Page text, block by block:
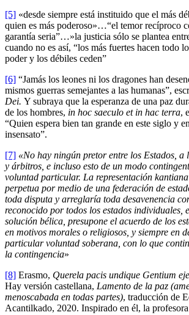
[5] «desde siempre está instituido que el más
quien es más poderoso»…“el temor recíproco
garantía seria”…»la justicia sólo se plantea
cuando no es así, “los más fuertes hacen todo
poder y los débiles ceden”
[6] “Jamás los leones ni los dragones han
mismos guerras semejantes a las humanas”,
Dei. Y subraya que la esperanza de una paz
de los hombres, in hoc saeculo et in hac terra,
“Quien espera bien tan grande en este siglo y
insensato”.
[7] «No hay ningún pretor entre los Estados, a
y árbitros, e incluso esto de un modo
voluntad particular. La representación
perpetua por medio de una federación de
toda disputa y arreglaría toda desavenencia
reconocido por todos los estados individuales,
solución bélica, presupone el acuerdo de los
en motivos morales o religiosos, y siempre en
particular voluntad soberana, con lo que
la contingencia»
[8] Erasmo, Querela pacis undique Gentium
Hay versión castellana, Lamento de la paz
menoscabada en todas partes), traducción de
Acantilkado, 2020. Inspirado en él, la